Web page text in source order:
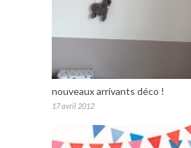
nouveaux arrivants déco !
17 avril 2012